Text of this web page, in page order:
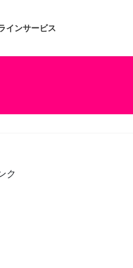
インサービス
ク